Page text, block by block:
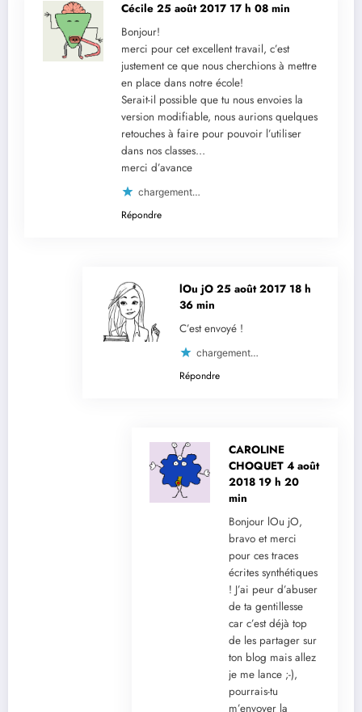
Cécile 25 août 2017 17 h 08 min
Bonjour!
merci pour cet excellent travail, c’est
justement ce que nous cherchions à mettre
en place dans notre école!
Serait-il possible que tu nous envoies la
version modifiable, nous aurions quelques
retouches à faire pour pouvoir l’utiliser
dans nos classes…
merci d’avance
chargement…
Répondre
lOu jO 25 août 2017 18 h
36 min
C’est envoyé !
chargement…
Répondre
CAROLINE
CHOQUET 4 août
2018 19 h 20
min
Bonjour lOu jO,
bravo et merci
pour ces traces
écrites synthétiques
! J’ai peur d’abuser
de ta gentillesse
car c’est déjà top
de les partager sur
ton blog mais allez
je me lance ;-),
pourrais-tu
m’envoyer la